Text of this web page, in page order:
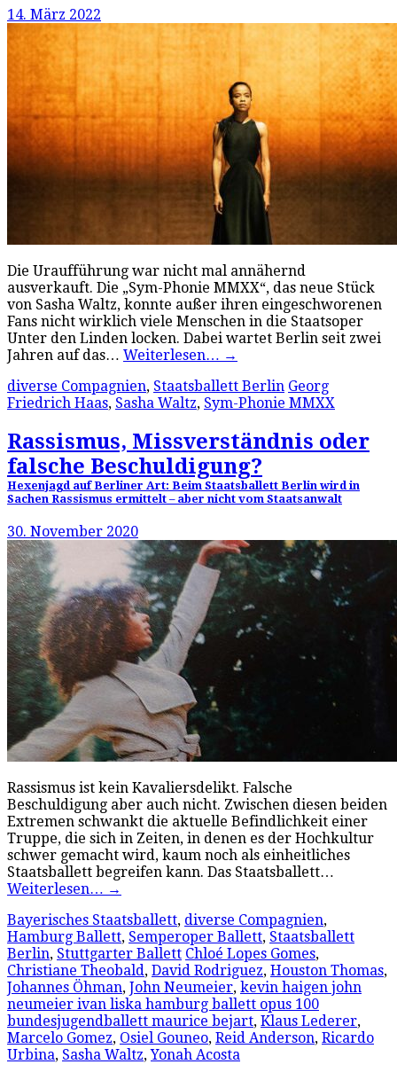
14. März 2022
Die Uraufführung war nicht mal annähernd
ausverkauft. Die „Sym-Phonie MMXX“, das neue Stück
von Sasha Waltz, konnte außer ihren eingeschworenen
Fans nicht wirklich viele Menschen in die Staatsoper
Unter den Linden locken. Dabei wartet Berlin seit zwei
Jahren auf das… Weiterlesen… →
diverse Compagnien, Staatsballett Berlin Georg
Friedrich Haas, Sasha Waltz, Sym-Phonie MMXX
Rassismus, Missverständnis oder
falsche Beschuldigung?
Hexenjagd auf Berliner Art: Beim Staatsballett Berlin wird in
Sachen Rassismus ermittelt – aber nicht vom Staatsanwalt
30. November 2020
Rassismus ist kein Kavaliersdelikt. Falsche
Beschuldigung aber auch nicht. Zwischen diesen beiden
Extremen schwankt die aktuelle Befindlichkeit einer
Truppe, die sich in Zeiten, in denen es der Hochkultur
schwer gemacht wird, kaum noch als einheitliches
Staatsballett begreifen kann. Das Staatsballett…
Weiterlesen… →
Bayerisches Staatsballett, diverse Compagnien,
Hamburg Ballett, Semperoper Ballett, Staatsballett
Berlin, Stuttgarter Ballett Chloé Lopes Gomes,
Christiane Theobald, David Rodriguez, Houston Thomas,
Johannes Öhman, John Neumeier, kevin haigen john
neumeier ivan liska hamburg ballett opus 100
bundesjugendballett maurice bejart, Klaus Lederer,
Marcelo Gomez, Osiel Gouneo, Reid Anderson, Ricardo
Urbina, Sasha Waltz,Yonah Acosta